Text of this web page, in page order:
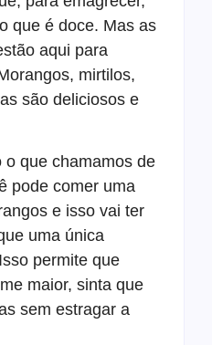
que é doce. Mas as
aqui para
mirtilos,
são deliciosos e
o que chamamos de
pode comer uma
e isso vai ter
uma única
permite que
maior, sinta que
sem estragar a